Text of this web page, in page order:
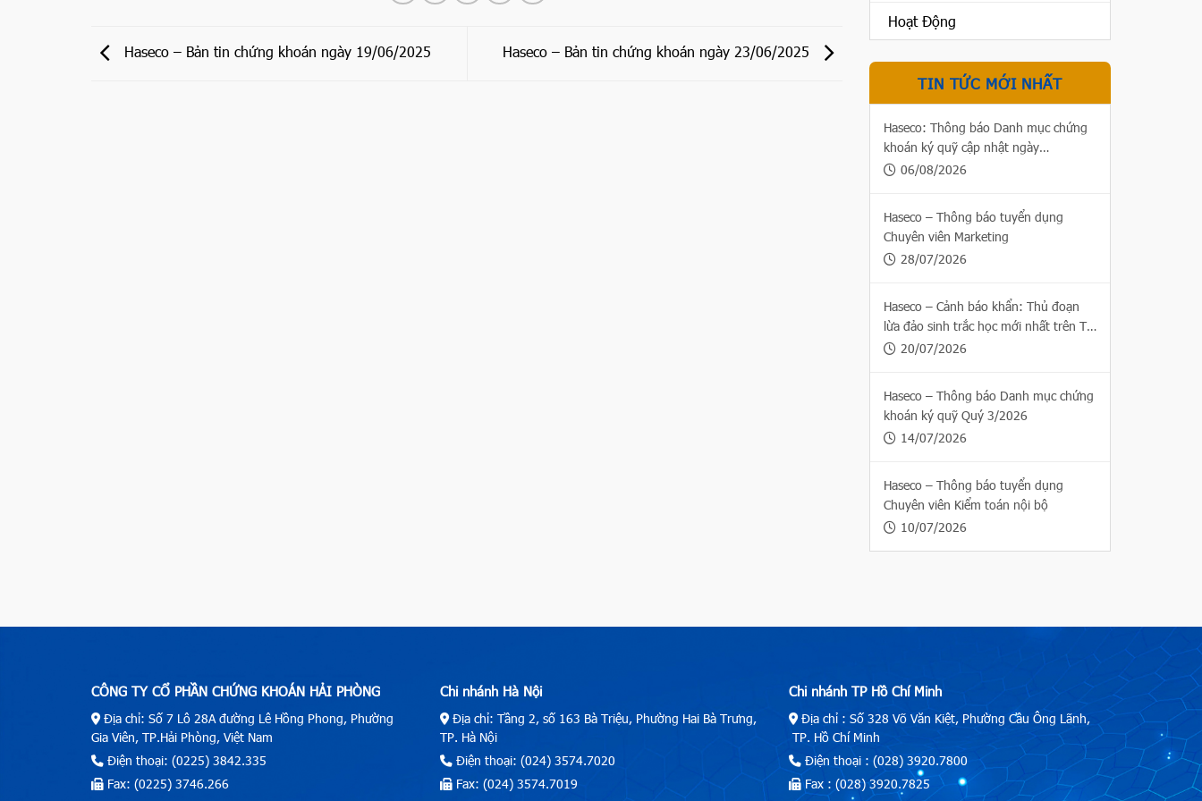
Haseco – Bản tin chứng khoán ngày 19/06/2025 Haseco – Bản tin chứng khoán ngày 23/06/2025
Hoạt Động
TIN TỨC MỚI NHẤT
Haseco: Thông báo Danh mục chứng
khoán ký quỹ cập nhật ngày
06/08/2026
06/08/2026
Haseco – Thông báo tuyển dụng
Chuyên viên Marketing
28/07/2026
Haseco – Cảnh báo khẩn: Thủ đoạn
lừa đảo sinh trắc học mới nhất trên Thị
trường chứng khoán
20/07/2026
Haseco – Thông báo Danh mục chứng
khoán ký quỹ Quý 3/2026
14/07/2026
Haseco – Thông báo tuyển dụng
Chuyên viên Kiểm toán nội bộ
10/07/2026
CÔNG TY CỔ PHẦN CHỨNG KHOÁN HẢI PHÒNG
Địa chỉ: Số 7 Lô 28A đường Lê Hồng Phong, Phường
Gia Viên, TP.Hải Phòng, Việt Nam
Điện thoại: (0225) 3842.335
Fax: (0225) 3746.266
Chi nhánh Hà Nội
Địa chỉ: Tầng 2, số 163 Bà Triệu, Phường Hai Bà Trưng,
TP. Hà Nội
Điện thoại: (024) 3574.7020
Fax: (024) 3574.7019
Chi nhánh TP Hồ Chí Minh
Địa chỉ : Số 328 Võ Văn Kiệt, Phường Cầu Ông Lãnh,
TP. Hồ Chí Minh
Điện thoại : (028) 3920.7800
Fax : (028) 3920.7825